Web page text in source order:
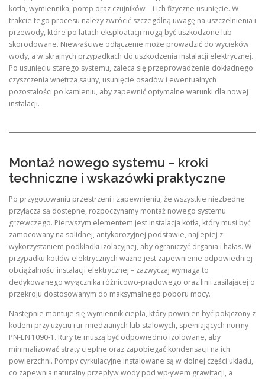
kotła, wymiennika, pomp oraz czujników – i ich fizyczne usunięcie. W
trakcie tego procesu należy zwrócić szczególną uwagę na uszczelnienia i
przewody, które po latach eksploatacji mogą być uszkodzone lub
skorodowane. Niewłaściwe odłączenie może prowadzić do wycieków
wody, a w skrajnych przypadkach do uszkodzenia instalacji elektrycznej.
Po usunięciu starego systemu, zaleca się przeprowadzenie dokładnego
czyszczenia wnętrza sauny, usunięcie osadów i ewentualnych
pozostałości po kamieniu, aby zapewnić optymalne warunki dla nowej
instalacji.
Montaż nowego systemu – kroki
techniczne i wskazówki praktyczne
Po przygotowaniu przestrzeni i zapewnieniu, że wszystkie niezbędne
przyłącza są dostępne, rozpoczynamy montaż nowego systemu
grzewczego. Pierwszym elementem jest instalacja kotła, który musi być
zamocowany na solidnej, antykorozyjnej podstawie, najlepiej z
wykorzystaniem podkładki izolacyjnej, aby ograniczyć drgania i hałas. W
przypadku kotłów elektrycznych ważne jest zapewnienie odpowiedniej
obciążalności instalacji elektrycznej – zazwyczaj wymaga to
dedykowanego wyłącznika różnicowo‑prądowego oraz linii zasilającej o
przekroju dostosowanym do maksymalnego poboru mocy.
Następnie montuje się wymiennik ciepła, który powinien być połączony z
kotłem przy użyciu rur miedzianych lub stalowych, spełniających normy
PN‑EN 1090‑1. Rury te muszą być odpowiednio izolowane, aby
minimalizować straty cieplne oraz zapobiegać kondensacji na ich
powierzchni. Pompy cyrkulacyjne instalowane są w dolnej części układu,
co zapewnia naturalny przepływ wody pod wpływem grawitacji, a